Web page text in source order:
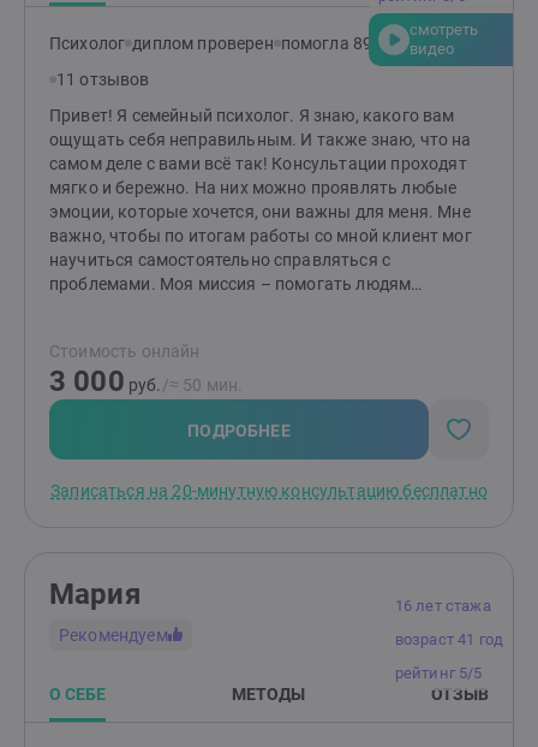
методах. Комбинирую техники для достижения
наилучшего результата именно для вас. Что вас
ждёт? Эффективные инструменты, глубокая
поддержка и новый взгляд на привычные проблемы.
Вместе мы найдём ответы и сделаем вашу жизнь
легче, гармоничнее и счастливее. Готовы к первым
шагам? Создайте заявку, и мы начнём ваш путь к
переменам!
смотреть
видео
Психолог диплом проверен помогла 89 клиентам
11 отзывов
Привет! Я семейный психолог. Я знаю, какого вам
ощущать себя неправильным. И также знаю, что на
самом деле с вами всё так! Консультации проходят
мягко и бережно. На них можно проявлять любые
эмоции, которые хочется, они важны для меня. Мне
важно, чтобы по итогам работы со мной клиент мог
научиться самостоятельно справляться с
проблемами. Моя миссия – помогать людям
работы вам отзываются, то буду рада видеть вас на
консультациях. Я работаю индивидуально и в паре от
16 лет (с согласия родителей). НЕ работаю с: теми, кто
не верит в психологию; теми, кого заставили прийти;
тяжёлыми психиатрическими диагнозами; любыми
партнёрами в отношениях.
Стоимость онлайн
3 000 руб. /≈ 50 мин.
ПОДРОБНЕЕ
Записаться на 20-минутную консультацию бесплатно
16 лет стажа
возраст 41 год
рейтинг 5/5
Мария
Рекомендуем
О СЕБЕ МЕТОДЫ ОТЗЫВ